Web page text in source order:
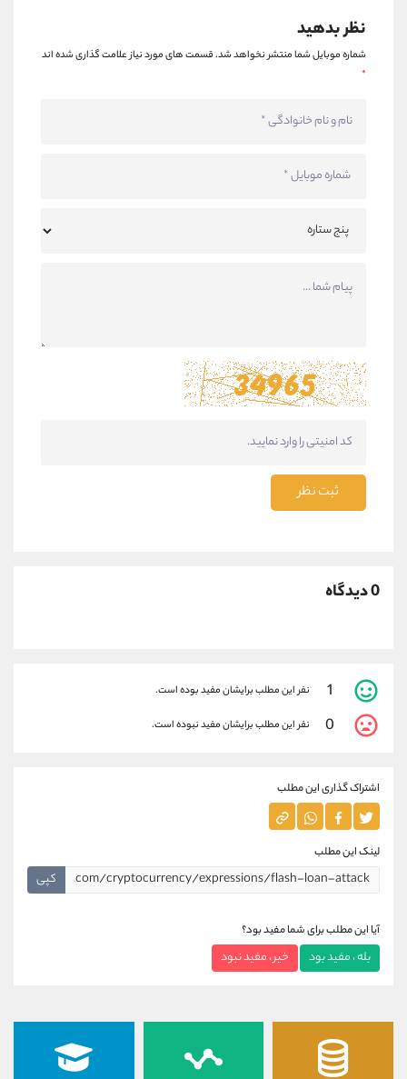
نظر بدهید
شماره موبایل شما منتشر نخواهد شد.قسمت های مورد نیاز علامت گذاری شده اند
*
ثبت نظر
0 دیدگاه
1 نفر این مطلب برایشان مفید بوده است.
0 نفر این مطلب برایشان مفید نبوده است.
اشتراک گذاری این مطلب
لینک این مطلب
کپی
آیا این مطلب برای شما مفید بود؟
بله ، مفید بود خیر ، مفید نبود